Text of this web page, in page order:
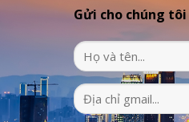
Gửi cho chúng tôi